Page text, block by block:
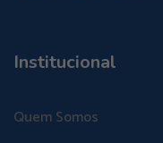
Institucional
Quem Somos